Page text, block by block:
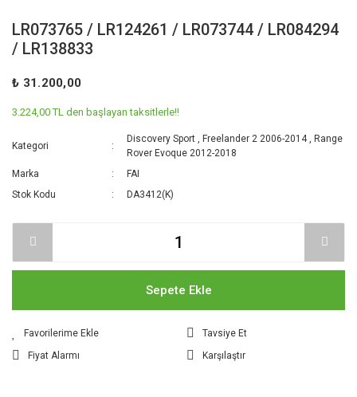
LR073765 / LR124261 / LR073744 / LR084294
/ LR138833
₺ 31.200,00
3.224,00 TL den başlayan taksitlerle!!
Kategori
Discovery Sport ,Freelander 2 2006-2014 ,Range
Rover Evoque 2012-2018
Marka
FAI
Stok Kodu
DA3412(K)
Sepete Ekle
Tavsiye Et
Fiyat Alarmı
Karşılaştır